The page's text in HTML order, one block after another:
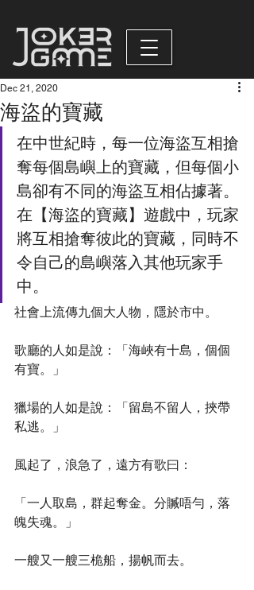
海盜的寶藏
Dec 21, 2020
在中世紀時，每一位海盜互相搶
奪每個島嶼上的寶藏，但每個小
島卻有不同的海盜互相佔據著。
在【海盜的寶藏】遊戲中，玩家
將互相搶奪彼此的寶藏，同時不
令自己的島嶼落入其他玩家手
中。
社會上流傳九個大人物，隱於市中。
歌廳的人如是說：「海峽有十島，個個
有寶。」
獵場的人如是說：「留島不留人，挾帶
私逃。」
風起了，浪急了，遠方有歌曰：
「一人取島，群起奪金。分贓唔勻，落
魄失魂。」
一艘又一艘三桅船，揚帆而去。